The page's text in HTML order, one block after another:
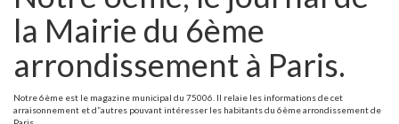
la Mairie du 6ème
arrondissement à Paris.
Notre 6ème est le magazine municipal du 75006. Il relaie les informations de cet
arraisonnement et d”autres pouvant intéresser les habitants du 6ème arrondissement de